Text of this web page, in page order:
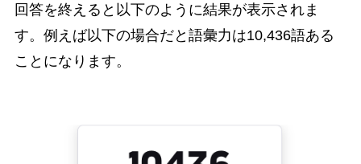
回答を終えると以下のように結果が表示されま
す。例えば以下の場合だと語彙力は10,436語ある
ことになります。